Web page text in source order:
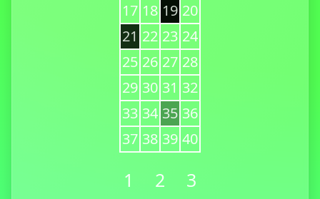
17 18 19 20
21 22 23 24
25 26 27 28
29 30 31 32
33 34 35 36
37 38 39 40
1 2
3